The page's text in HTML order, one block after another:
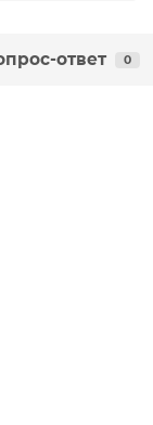
ответ 0